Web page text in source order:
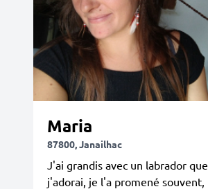
Maria
87800, Janailhac
J'ai grandis avec un labrador que
j'adorai, je l'a promené souvent,